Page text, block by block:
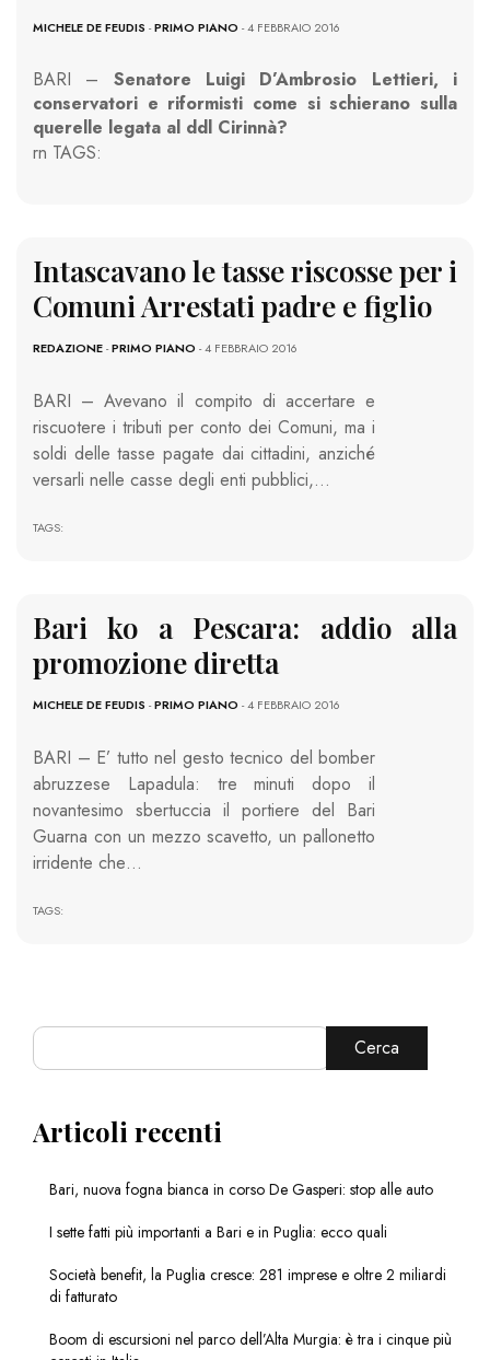
MICHELE DE FEUDIS -PRIMO PIANO - 4 FEBBRAIO 2016
BARI – Senatore Luigi D’Ambrosio Lettieri, i
conservatori e riformisti come si schierano sulla
querelle legata al ddl Cirinnà?
rn TAGS:
Intascavano le tasse riscosse per i
Comuni Arrestati padre e figlio
REDAZIONE-PRIMO PIANO - 4 FEBBRAIO 2016
BARI – Avevano il compito di accertare e
riscuotere i tributi per conto dei Comuni, ma i
soldi delle tasse pagate dai cittadini, anziché
versarli nelle casse degli enti pubblici,…
TAGS:
Bari ko a Pescara: addio alla
promozione diretta
MICHELE DE FEUDIS -PRIMO PIANO - 4 FEBBRAIO 2016
BARI – E’ tutto nel gesto tecnico del bomber
abruzzese Lapadula: tre minuti dopo il
novantesimo sbertuccia il portiere del Bari
Guarna con un mezzo scavetto, un pallonetto
irridente che…
TAGS:
Cerca
Articoli recenti
Bari, nuova fogna bianca in corso De Gasperi: stop alle auto
I sette fatti più importanti a Bari e in Puglia: ecco quali
Società benefit, la Puglia cresce: 281 imprese e oltre 2 miliardi
di fatturato
Boom di escursioni nel parco dell’Alta Murgia: è tra i cinque più